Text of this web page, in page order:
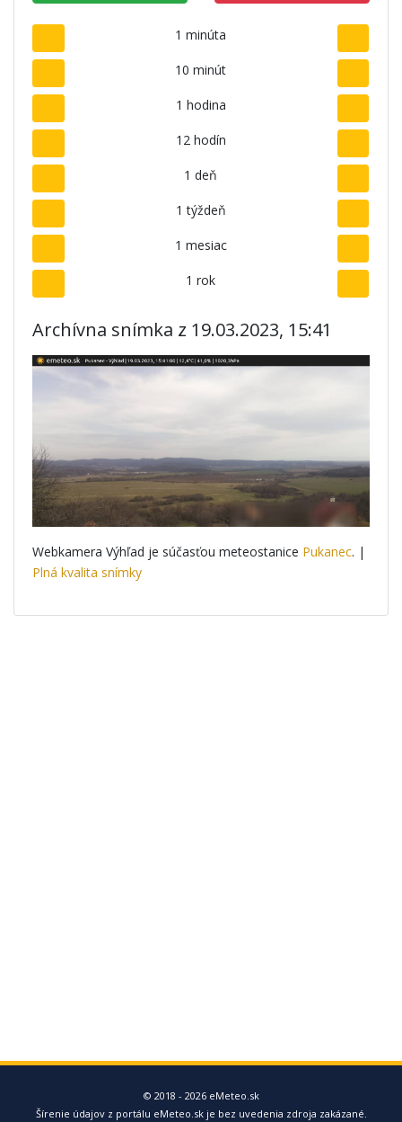
1 minúta
10 minút
1 hodina
12 hodín
1 deň
1 týždeň
1 mesiac
1 rok
Archívna snímka z 19.03.2023, 15:41
Webkamera Výhľad je súčasťou meteostanice Pukanec. |
Plná kvalita snímky
© 2018 - 2026 eMeteo.sk
Šírenie údajov z portálu eMeteo.sk je bez uvedenia zdroja zakázané.